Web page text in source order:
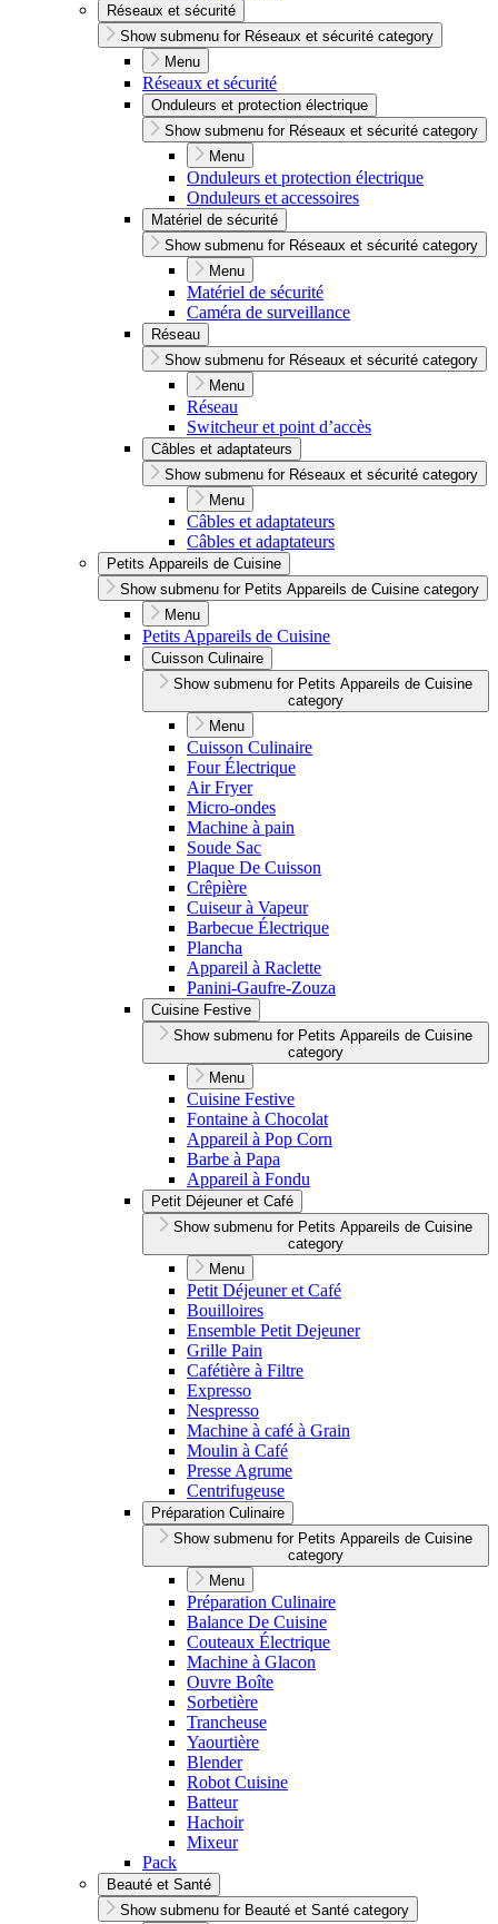
Réseaux et sécurité
Show submenu for Réseaux et sécurité category
Menu
Réseaux et sécurité
Onduleurs et protection électrique
Show submenu for Réseaux et sécurité category
Menu
Onduleurs et protection électrique
Onduleurs et accessoires
Matériel de sécurité
Show submenu for Réseaux et sécurité category
Menu
Matériel de sécurité
Caméra de surveillance
Réseau
Show submenu for Réseaux et sécurité category
Menu
Réseau
Switcheur et point d’accès
Câbles et adaptateurs
Show submenu for Réseaux et sécurité category
Menu
Câbles et adaptateurs
Câbles et adaptateurs
Petits Appareils de Cuisine
Show submenu for Petits Appareils de Cuisine category
Menu
Petits Appareils de Cuisine
Cuisson Culinaire
Show submenu for Petits Appareils de Cuisine
category
Menu
Cuisson Culinaire
Four Électrique
Air Fryer
Micro-ondes
Machine à pain
Soude Sac
Plaque De Cuisson
Crêpière
Cuiseur à Vapeur
Barbecue Électrique
Plancha
Appareil à Raclette
Panini-Gaufre-Zouza
Cuisine Festive
Show submenu for Petits Appareils de Cuisine
category
Menu
Cuisine Festive
Fontaine à Chocolat
Appareil à Pop Corn
Barbe à Papa
Appareil à Fondu
Petit Déjeuner et Café
Show submenu for Petits Appareils de Cuisine
category
Menu
Petit Déjeuner et Café
Bouilloires
Ensemble Petit Dejeuner
Grille Pain
Cafétière à Filtre
Expresso
Nespresso
Machine à café à Grain
Moulin à Café
Presse Agrume
Centrifugeuse
Préparation Culinaire
Show submenu for Petits Appareils de Cuisine
category
Menu
Préparation Culinaire
Balance De Cuisine
Couteaux Électrique
Machine à Glacon
Ouvre Boîte
Sorbetière
Trancheuse
Yaourtière
Blender
Robot Cuisine
Batteur
Hachoir
Mixeur
Pack
Beauté et Santé
Show submenu for Beauté et Santé category